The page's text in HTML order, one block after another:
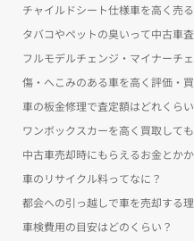
チャイルドシート仕様車を高く売
タバコやペットの臭いって中古車
フルモデルチェンジ・マイナーチ
傷・へこみのある車を高く評価・
車の板金修理で査定額はどれくら
ワンボックスカーを高く買取して
中古車売却時にもらえるお金とか
車のリサイクル料ってなに？
都会への引っ越しで車を売却する
車検費用の目安はどのくらい？